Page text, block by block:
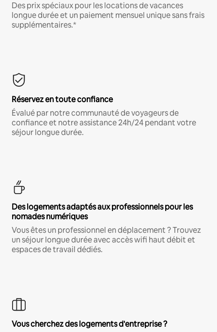
Des prix spéciaux pour les locations de vacances
longue durée et un paiement mensuel unique sans frais
supplémentaires.*
Réservez en toute confiance
Évalué par notre communauté de voyageurs de
confiance et notre assistance 24h/24 pendant votre
séjour longue durée.
Des logements adaptés aux professionnels pour les
nomades numériques
Vous êtes un professionnel en déplacement ? Trouvez
un séjour longue durée avec accès wifi haut débit et
espaces de travail dédiés.
Vous cherchez des logements d'entreprise ?